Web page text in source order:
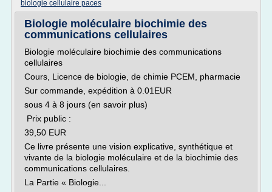
biologie cellulaire paces
Biologie moléculaire biochimie des
communications cellulaires
Biologie moléculaire biochimie des communications
cellulaires
Cours, Licence de biologie, de chimie PCEM, pharmacie
Sur commande, expédition à 0.01EUR
sous 4 à 8 jours (en savoir plus)
Prix public :
39,50 EUR
Ce livre présente une vision explicative, synthétique et
vivante de la biologie moléculaire et de la biochimie des
communications cellulaires.
La Partie « Biologie...